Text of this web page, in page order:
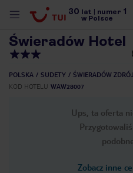
30 lat numer 1
w Polsce
Świeradów Hotel
POLSKA SUDETY ŚWIERADÓW ZDRÓJ
KOD HOTELU WAW28007
Ups, ta oferta
Zobacz inne